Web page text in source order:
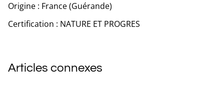
Origine : France (Guérande)
Certification : NATURE ET PROGRES
Articles connexes